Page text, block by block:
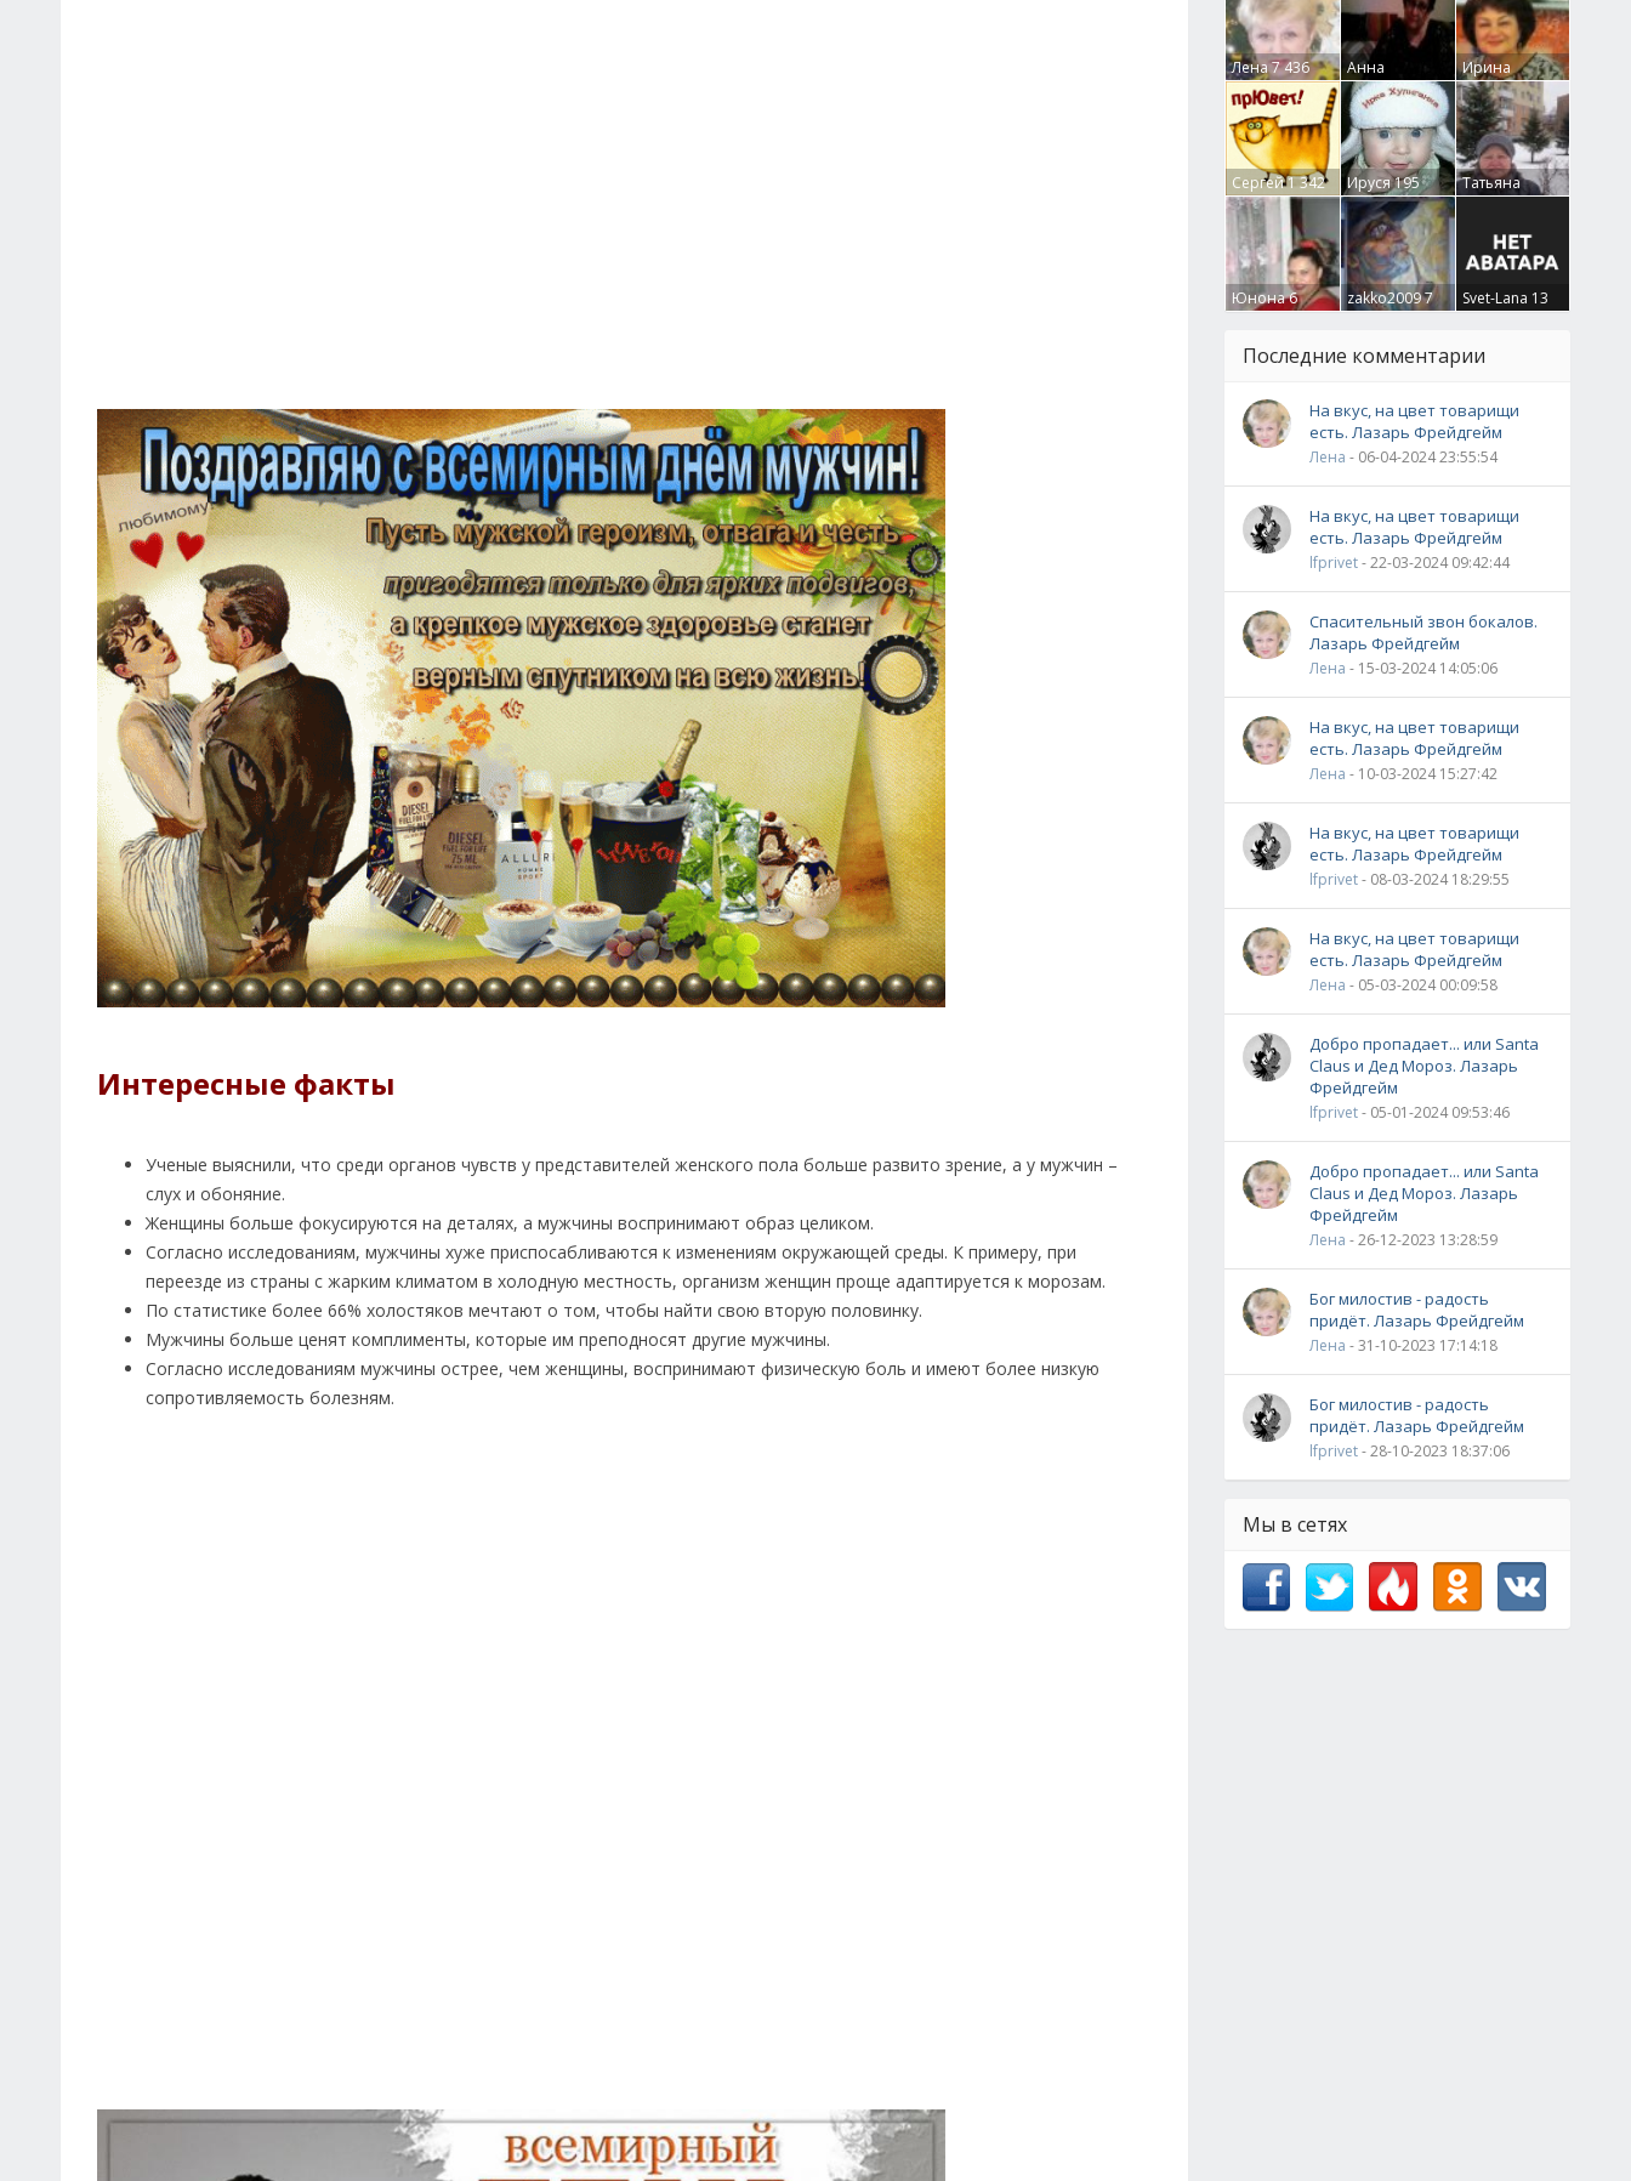
Интересные факты
Ученые выяснили, что среди органов чувств у представителей женского пола больше развито зрение, а у мужчин –
слух и обоняние.
Женщины больше фокусируются на деталях, а мужчины воспринимают образ целиком.
Согласно исследованиям, мужчины хуже приспосабливаются к изменениям окружающей среды. К примеру, при
переезде из страны с жарким климатом в холодную местность, организм женщин проще адаптируется к морозам.
По статистике более 66% холостяков мечтают о том, чтобы найти свою вторую половинку.
Мужчины больше ценят комплименты, которые им преподносят другие мужчины.
Согласно исследованиям мужчины острее, чем женщины, воспринимают физическую боль и имеют более низкую
сопротивляемость болезням.
Лена7 436
Анна
Гумлевая0
Ирина
Бруцкая41
Сергей1 342 Ируся195
Татьяна
Крючкова0
Юнона6 zakko20097 Svet-Lana 13
Последние комментарии
На вкус, на цвет товарищи
есть. Лазарь Фрейдгейм
Лена - 06-04-2024 23:55:54
На вкус, на цвет товарищи
есть. Лазарь Фрейдгейм
lfprivet- 22-03-2024 09:42:44
Спасительный звон бокалов.
Лазарь Фрейдгейм
Лена - 15-03-2024 14:05:06
На вкус, на цвет товарищи
есть. Лазарь Фрейдгейм
Лена - 10-03-2024 15:27:42
На вкус, на цвет товарищи
есть. Лазарь Фрейдгейм
lfprivet- 08-03-2024 18:29:55
На вкус, на цвет товарищи
есть. Лазарь Фрейдгейм
Лена - 05-03-2024 00:09:58
Добро пропадает... или Santa
Claus и Дед Мороз. Лазарь
Фрейдгейм
lfprivet- 05-01-2024 09:53:46
Добро пропадает... или Santa
Claus и Дед Мороз. Лазарь
Фрейдгейм
Лена - 26-12-2023 13:28:59
Бог милостив - радость
придёт. Лазарь Фрейдгейм
Лена - 31-10-2023 17:14:18
Бог милостив - радость
придёт. Лазарь Фрейдгейм
lfprivet- 28-10-2023 18:37:06
Мы в сетях